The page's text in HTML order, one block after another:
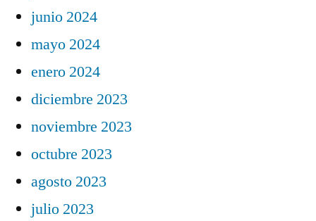
junio 2024
mayo 2024
enero 2024
diciembre 2023
noviembre 2023
octubre 2023
agosto 2023
julio 2023